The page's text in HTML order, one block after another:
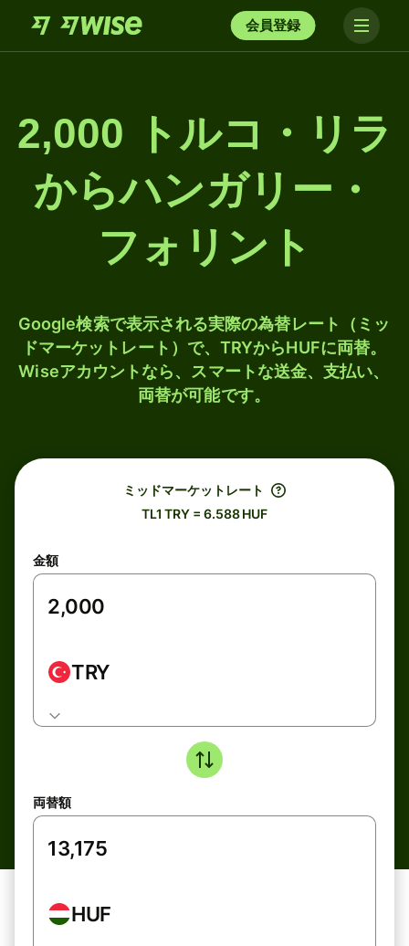
会員登録
2,000 トルコ・リラ
からハンガリー・
フォリント
Google検索で表示される実際の為替レート（ミッ
ドマーケットレート）で、TRYからHUFに両替。
Wiseアカウントなら、スマートな送金、支払い、
両替が可能です。
ミッドマーケットレート
TL1 TRY = 6.588 HUF
金額
TRY
両替額
HUF